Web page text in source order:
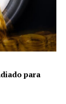
para